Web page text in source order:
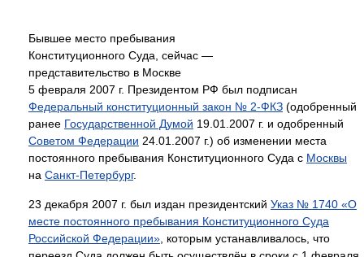
Бывшее место пребывания
Конституционного Суда, сейчас —
представительство в Москве
5 февраля 2007 г. Президентом РФ был подписан
Федеральный конституционный закон № 2-ФКЗ (одобренный
ранее Государственной Думой 19.01.2007 г. и одобренный
Советом Федерации 24.01.2007 г.) об изменении места
постоянного пребывания Конституционного Суда с Москвы
на Санкт-Петербург.
23 декабря 2007 г. был издан президентский Указ № 1740 «О
месте постоянного пребывания Конституционного Суда
Российской Федерации» , которым устанавливалось, что